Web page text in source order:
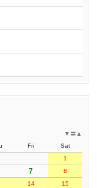
▲
〓
▼
Fri
Sat
1
7
8
14
15